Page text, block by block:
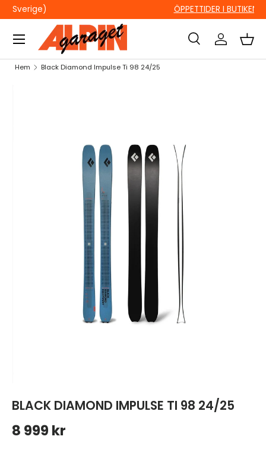
HOPPA TILL INNEHÅLL
ÖPPETTIDER I BUTIKEN
Sök
Sök
Sök Logga inKorg
Hem Black Diamond Impulse Ti 98 24/25
BLACK DIAMOND IMPULSE TI 98 24/25
Ordinarie pris
8 999 kr